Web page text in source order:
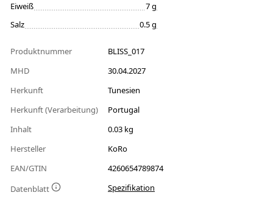
Eiweiß
7 g
Salz
0.5 g
Produktnummer
BLISS_017
MHD
30.04.2027
Herkunft
Tunesien
Herkunft (Verarbeitung)
Portugal
Inhalt
0.03 kg
Hersteller
KoRo
EAN/GTIN
4260654789874
Datenblatt
Spezifikation